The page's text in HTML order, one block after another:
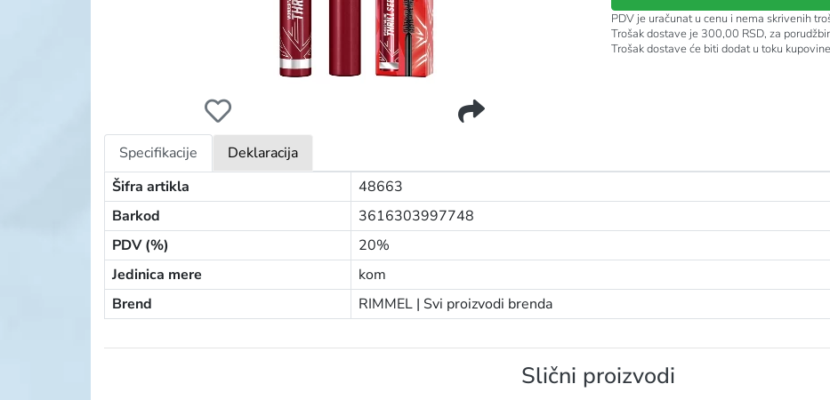
PDV je uračunat u cenu i nema skrivenih
Trošak dostave je 300,00 RSD, za
Trošak dostave će biti dodat u toku kupovine
Specifikacije
Deklaracija
Šifra artikla
48663
Barkod
3616303997748
PDV (%)
20%
Jedinica mere
kom
Brend
RIMMEL | Svi proizvodi brenda
Slični proizvodi